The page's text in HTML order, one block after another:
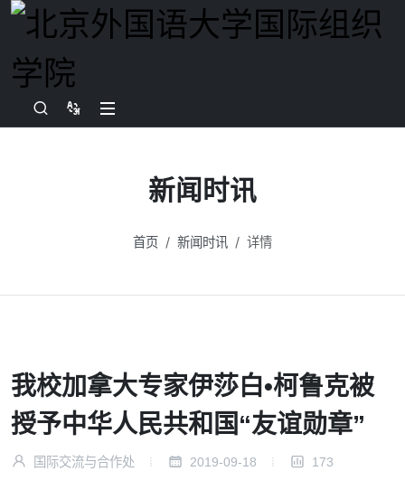
新闻时讯
首页 新闻时讯 详情
我校加拿大专家伊莎白•柯鲁克被
授予中华人民共和国“友谊勋章”
国际交流与合作处 2019-09-18 173